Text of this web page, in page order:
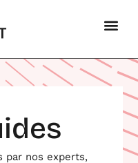
par nos experts,